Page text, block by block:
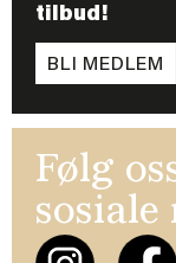
tilbud!
BLI MEDLEM
Følg
sosiale